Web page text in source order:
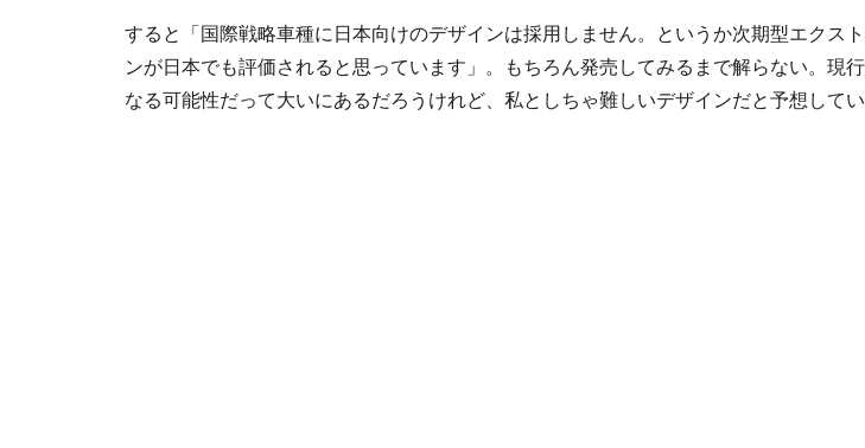
すると「国際戦略車種に日本向けのデザインは採用しません。というか次期型エクス
ンが日本でも評価されると思っています」。もちろん発売してみるまで解らない。現
なる可能性だって大いにあるだろうけれど、私としちゃ難しいデザインだと予想してい